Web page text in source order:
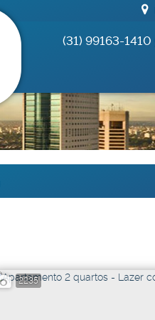
(31) 99163-1410
2235